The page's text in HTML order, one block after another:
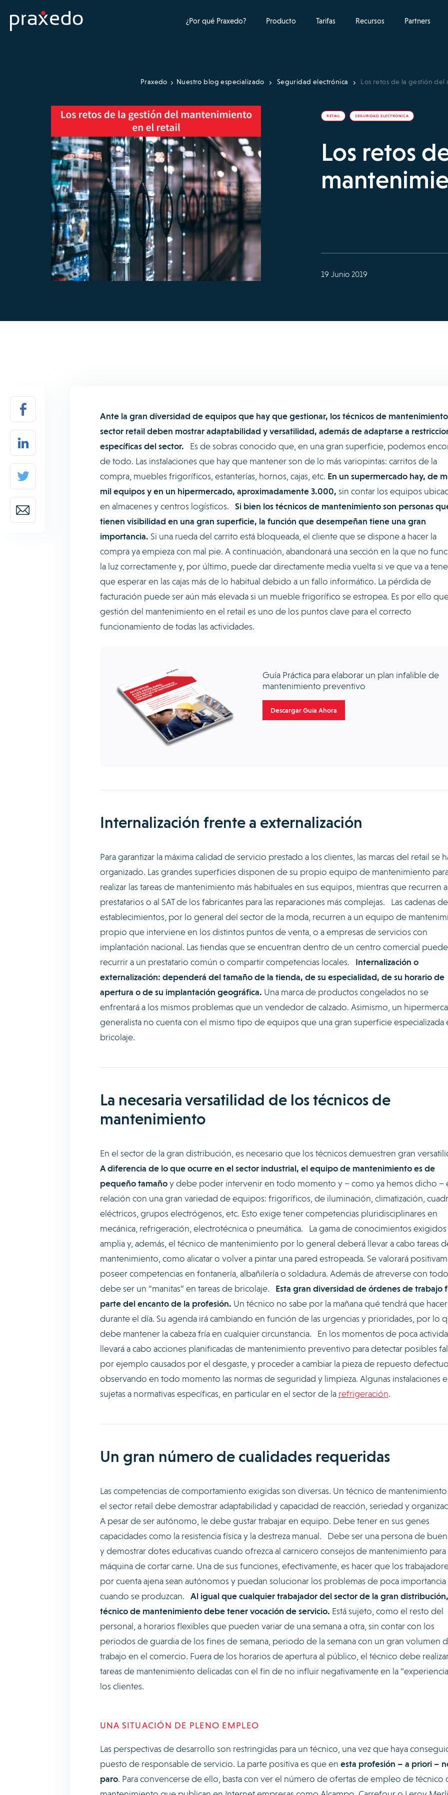
¿Por qué Praxedo? Producto Tarifas Recursos Partners
Praxedo Nuestro blog especializado Seguridad electrónica Los retos de la gestión
RETAIL SEGURIDAD ELECTRÓNICA
Los retos
19 Junio 2019
Ante la gran diversidad de equipos que hay que gestionar, los técnicos de
sector retail deben mostrar adaptabilidad y versatilidad, además de adaptarse a
específicas del sector. Es de sobras conocido que, en una gran superficie, podemos
de todo. Las instalaciones que hay que mantener son de lo más variopintas: carritos de la
compra, muebles frigoríficos, estanterías, hornos, cajas, etc. En un supermercado hay, de
mil equipos y en un hipermercado, aproximadamente 3.000, sin contar los equipos
en almacenes y centros logísticos. Si bien los técnicos de mantenimiento son personas
tienen visibilidad en una gran superficie, la función que desempeñan tiene una gran
importancia. Si una rueda del carrito está bloqueada, el cliente que se dispone a hacer la
compra ya empieza con mal pie. A continuación, abandonará una sección en la que no
la luz correctamente y, por último, puede dar directamente media vuelta si ve que va a
que esperar en las cajas más de lo habitual debido a un fallo informático. La pérdida de
facturación puede ser aún más elevada si un mueble frigorífico se estropea. Es por ello
gestión del mantenimiento en el retail es uno de los puntos clave para el correcto
funcionamiento de todas las actividades.
Guía Práctica para elaborar un plan infalible de
mantenimiento preventivo
Descargar Guía Ahora
Internalización frente a externalización
Para garantizar la máxima calidad de servicio prestado a los clientes, las marcas del retail se
organizado. Las grandes superficies disponen de su propio equipo de mantenimiento
realizar las tareas de mantenimiento más habituales en sus equipos, mientras que recurren a
prestatarios o al SAT de los fabricantes para las reparaciones más complejas. Las cadenas de
establecimientos, por lo general del sector de la moda, recurren a un equipo de
propio que interviene en los distintos puntos de venta, o a empresas de servicios con
implantación nacional. Las tiendas que se encuentran dentro de un centro comercial
recurrir a un prestatario común o compartir competencias locales. Internalización o
externalización: dependerá del tamaño de la tienda, de su especialidad, de su horario de
apertura o de su implantación geográfica. Una marca de productos congelados no se
enfrentará a los mismos problemas que un vendedor de calzado. Asimismo, un
generalista no cuenta con el mismo tipo de equipos que una gran superficie especializada
bricolaje.
La necesaria versatilidad de los técnicos de
mantenimiento
En el sector de la gran distribución, es necesario que los técnicos demuestren gran
A diferencia de lo que ocurre en el sector industrial, el equipo de mantenimiento es de
pequeño tamañoy debe poder intervenir en todo momento y – como ya hemos dicho –
relación con una gran variedad de equipos: frigoríficos, de iluminación, climatización,
eléctricos, grupos electrógenos, etc. Esto exige tener competencias pluridisciplinares en
mecánica, refrigeración, electrotécnica o pneumática. La gama de conocimientos exigidos
amplia y, además, el técnico de mantenimiento por lo general deberá llevar a cabo tareas
mantenimiento, como alicatar o volver a pintar una pared estropeada. Se valorará
poseer competencias en fontanería, albañilería o soldadura. Además de atreverse con todo,
debe ser un “manitas” en tareas de bricolaje. Esta gran diversidad de órdenes de trabajo
parte del encanto de la profesión. Un técnico no sabe por la mañana qué tendrá que hacer
durante el día. Su agenda irá cambiando en función de las urgencias y prioridades, por lo
debe mantener la cabeza fría en cualquier circunstancia. En los momentos de poca
llevará a cabo acciones planificadas de mantenimiento preventivo para detectar posibles
por ejemplo causados por el desgaste, y proceder a cambiar la pieza de repuesto
observando en todo momento las normas de seguridad y limpieza. Algunas instalaciones
sujetas a normativas específicas, en particular en el sector de la refrigeración.
Un gran número de cualidades requeridas
Las competencias de comportamiento exigidas son diversas. Un técnico de
el sector retail debe demostrar adaptabilidad y capacidad de reacción, seriedad y
A pesar de ser autónomo, le debe gustar trabajar en equipo. Debe tener en sus genes
capacidades como la resistencia física y la destreza manual. Debe ser una persona de
y demostrar dotes educativas cuando ofrezca al carnicero consejos de mantenimiento para
máquina de cortar carne. Una de sus funciones, efectivamente, es hacer que los
por cuenta ajena sean autónomos y puedan solucionar los problemas de poca importancia
cuando se produzcan. Al igual que cualquier trabajador del sector de la gran
técnico de mantenimiento debe tener vocación de servicio. Está sujeto, como el resto del
personal, a horarios flexibles que pueden variar de una semana a otra, sin contar con los
periodos de guardia de los fines de semana, periodo de la semana con un gran volumen
trabajo en el comercio. Fuera de los horarios de apertura al público, el técnico debe
tareas de mantenimiento delicadas con el fin de no influir negativamente en la
los clientes.
UNA SITUACIÓN DE PLENO EMPLEO
Las perspectivas de desarrollo son restringidas para un técnico, una vez que haya
puesto de responsable de servicio. La parte positiva es que en esta profesión – a priori –
paro. Para convencerse de ello, basta con ver el número de ofertas de empleo de técnico